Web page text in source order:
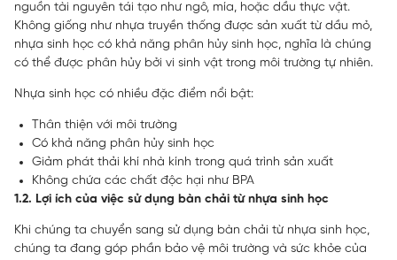
nguồn tài nguyên tái tạo như ngô, mía, hoặc dầu thực vật.
Không giống như nhựa truyền thống được sản xuất từ dầu mỏ,
nhựa sinh học có khả năng phân hủy sinh học, nghĩa là chúng
có thể được phân hủy bởi vi sinh vật trong môi trường tự nhiên.
Nhựa sinh học có nhiều đặc điểm nổi bật:
Thân thiện với môi trường
Có khả năng phân hủy sinh học
Giảm phát thải khí nhà kính trong quá trình sản xuất
Không chứa các chất độc hại như BPA
1.2. Lợi ích của việc sử dụng bàn chải từ nhựa sinh học
Khi chúng ta chuyển sang sử dụng bàn chải từ nhựa sinh học,
chúng ta đang góp phần bảo vệ môi trường và sức khỏe của